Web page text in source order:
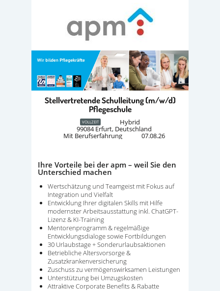
Stellvertretende Schulleitung (m/w/d)
Pflegeschule
VOLLZEIT Hybrid
99084 Erfurt, Deutschland
Mit Berufserfahrung 07.08.26
Ihre Vorteile bei der apm – weil Sie den
Unterschied machen
Wertschätzung und Teamgeist mit Fokus auf
Integration und Vielfalt
Entwicklung Ihrer digitalen Skills mit Hilfe
modernster Arbeitsausstattung inkl. ChatGPT-
Lizenz & KI-Training
Mentorenprogramm & regelmäßige
Entwicklungsdialoge sowie Fortbildungen
30 Urlaubstage + Sonderurlaubsaktionen
Betriebliche Altersvorsorge &
Zusatzkrankenversicherung
Zuschuss zu vermögenswirksamen Leistungen
Unterstützung bei Umzugskosten
Attraktive Corporate Benefits & Rabatte